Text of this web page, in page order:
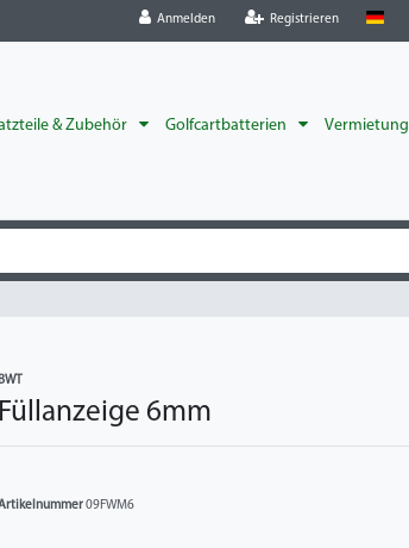
Anmelden Registrieren
& Zubehör Golfcartbatterien Vermietung
BWT
Füllanzeige 6mm
09FWM6